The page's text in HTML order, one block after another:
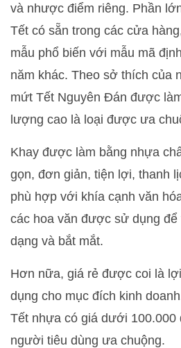
và nhược điểm riêng. Phần
Tết có sẵn trong các cửa
mẫu phổ biến với mẫu mã
năm khác. Theo sở thích của
mứt Tết Nguyên Đán được
lượng cao là loại được ưa
Khay được làm bằng nhựa
gọn, đơn giản, tiện lợi, thanh
phù hợp với khía cạnh văn
các hoa văn được sử dụng để
dạng và bắt mắt.
Hơn nữa, giá rẻ được coi là
dụng cho mục đích kinh
Tết nhựa có giá dưới 100.000
người tiêu dùng ưa chuộng.